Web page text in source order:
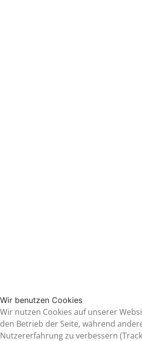
Wir benutzen Cookies
Wir nutzen Cookies auf unserer
den Betrieb der Seite, während
Nutzererfahrung zu verbessern